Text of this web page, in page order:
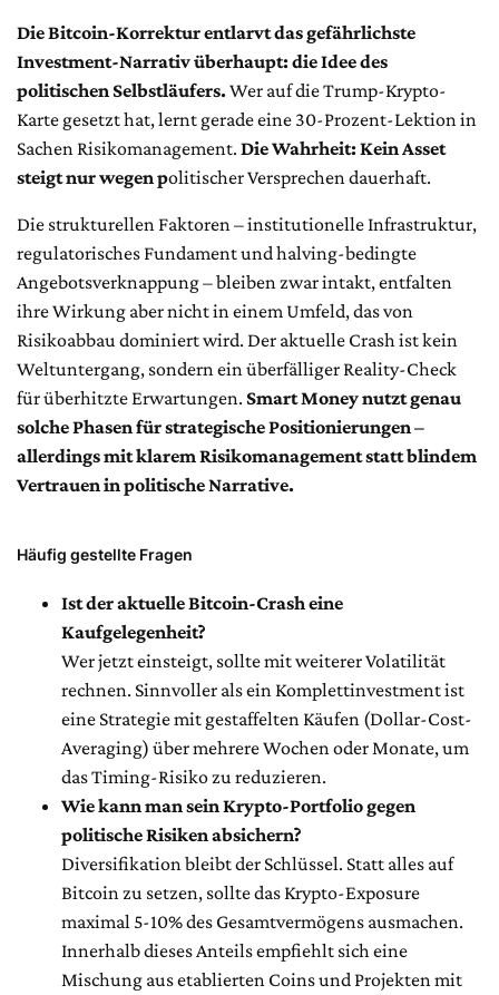
Die Bitcoin-Korrektur entlarvt das gefährlichste
Investment-Narrativ überhaupt: die Idee des
politischen Selbstläufers.Wer auf die Trump-Krypto-
Karte gesetzt hat, lernt gerade eine 30-Prozent-Lektion in
Sachen Risikomanagement. Die Wahrheit: Kein Asset
steigt nur wegen politischer Versprechen dauerhaft.
Die strukturellen Faktoren – institutionelle Infrastruktur,
regulatorisches Fundament und halving-bedingte
Angebotsverknappung – bleiben zwar intakt, entfalten
ihre Wirkung aber nicht in einem Umfeld, das von
Risikoabbau dominiert wird. Der aktuelle Crash ist kein
Weltuntergang, sondern ein überfälliger Reality-Check
für überhitzte Erwartungen. Smart Money nutzt genau
solche Phasen für strategische Positionierungen –
allerdings mit klarem Risikomanagement statt blindem
Vertrauen in politische Narrative.
Häufig gestellte Fragen
Ist der aktuelle Bitcoin-Crash eine
Kaufgelegenheit?
Wer jetzt einsteigt, sollte mit weiterer Volatilität
rechnen. Sinnvoller als ein Komplettinvestment ist
eine Strategie mit gestaffelten Käufen (Dollar-Cost-
Averaging) über mehrere Wochen oder Monate, um
das Timing-Risiko zu reduzieren.
Wie kann man sein Krypto-Portfolio gegen
politische Risiken absichern?
Diversifikation bleibt der Schlüssel. Statt alles auf
Bitcoin zu setzen, sollte das Krypto-Exposure
maximal 5-10% des Gesamtvermögens ausmachen.
Innerhalb dieses Anteils empfiehlt sich eine
Mischung aus etablierten Coins und Projekten mit